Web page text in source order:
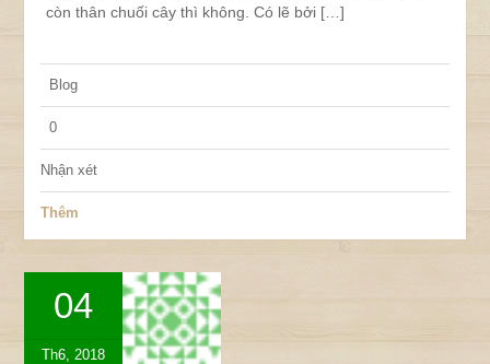
còn thân chuối cây thì không. Có lẽ bởi […]
Blog
0
Nhận xét
Thêm
04
Th6, 2018